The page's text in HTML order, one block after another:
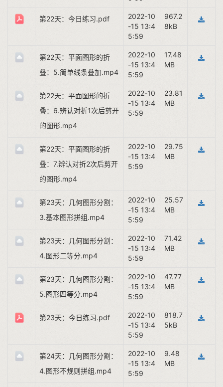
第22天：今日练习.pdf
2022-10
-15 13:4
5:59
967.2
8kB
第22天：平面图形的折
叠：5.简单线条叠加.mp4
2022-10
-15 13:4
5:59
17.48
MB
第22天：平面图形的折
叠：6.辨认对折1次后剪开
的图形.mp4
2022-10
-15 13:4
5:59
23.81
MB
第22天：平面图形的折
叠：7.辨认对折2次后剪开
的图形.mp4
2022-10
-15 13:4
5:59
29.75
MB
第23天：几何图形分割：
3.基本图形拼组.mp4
2022-10
-15 13:4
5:59
25.57
MB
第23天：几何图形分割：
4.图形二等分.mp4
2022-10
-15 13:4
5:59
71.42
MB
第23天：几何图形分割：
5.图形四等分.mp4
2022-10
-15 13:4
5:59
47.77
MB
第23天：今日练习.pdf
2022-10
-15 13:4
5:59
818.7
5kB
第24天：几何图形分割：
4.图形不规则拼组.mp4
2022-10
-15 13:4
5:59
9.48
MB